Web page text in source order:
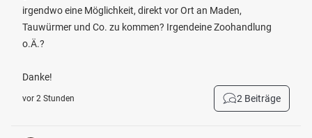
irgendwo eine Möglichkeit, direkt vor Ort an Maden,
Tauwürmer und Co. zu kommen? Irgendeine Zoohandlung
o.Ä.?
Danke!
vor 2 Stunden 2 Beiträge